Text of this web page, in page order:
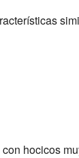
hocicos